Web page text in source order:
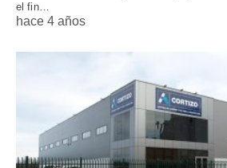
el fin…
hace 4 años